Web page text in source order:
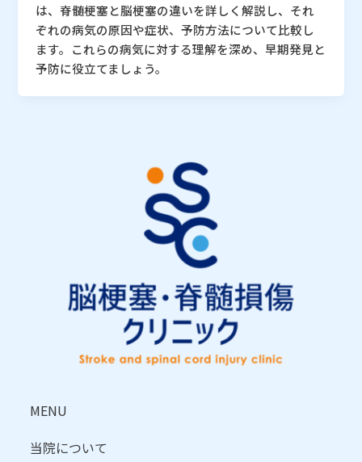
は、脊髄梗塞と脳梗塞の違いを詳しく解説し、それ
ぞれの病気の原因や症状、予防方法について比較し
ます。これらの病気に対する理解を深め、早期発見と
予防に役立てましょう。
MENU
当院について